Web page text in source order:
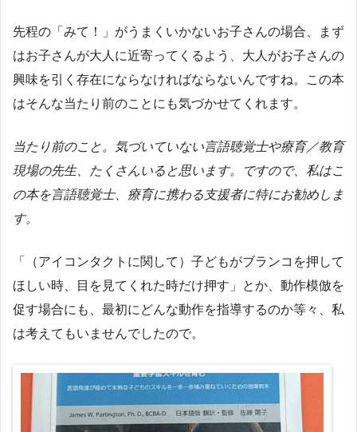
先程の「みて！」がうまくいかないお子さんの場合、まず
はお子さんが大人に近寄ってくるよう、大人がお子さんの
興味を引く存在にならなければならないんですね。この本
はそんな当たり前のことにも気づかせてくれます。
当たり前のこと。気づいていない言語聴覚士や療育／教育
現場の先生、たくさんいると思います。
ですので、私はこ
の本を言語聴覚士、療育に携わる支援者に特にお勧めしま
す。
「（アイコンタクトに関して）子どもがブランコを押して
ほしい時、目を見てくれた時だけ押す」とか、動作模倣を
促す場合にも、最初にどんな動作を指導するのか等々、私
は考えてもいませんでしたので。